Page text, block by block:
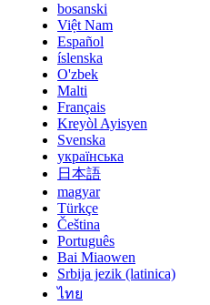
bosanski
Việt Nam
Español
íslenska
O'zbek
Malti
Français
Kreyòl Ayisyen
Svenska
українська
日本語
magyar
Türkçe
Čeština
Português
Bai Miaowen
Srbija jezik (latinica)
ไทย